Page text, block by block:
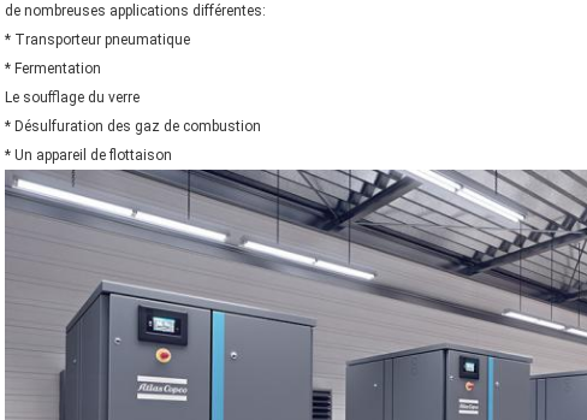
de nombreuses applications différentes:
* Transporteur pneumatique
* Fermentation
Le soufflage du verre
* Désulfuration des gaz de combustion
* Un appareil de flottaison